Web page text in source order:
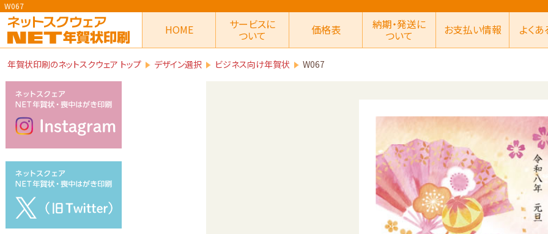
W067
HOME サービスに
ついて 価格表 納期・発送に
ついて お支払い情報 よく
年賀状印刷のネットスクウェア トップ デザイン選択 ビジネス向け年賀状 W067